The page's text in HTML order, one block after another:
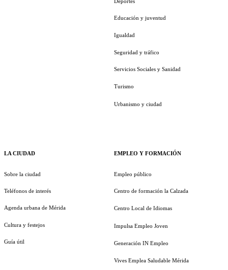
LA CIUDAD
Sobre la ciudad
Teléfonos de interés
Agenda urbana de Mérida
Cultura y festejos
Guía útil
Educación y juventud
Igualdad
Seguridad y tráfico
Servicios Sociales y Sanidad
Turismo
Urbanismo y ciudad
EMPLEO Y FORMACIÓN
Empleo público
Centro de formación la Calzada
Centro Local de Idiomas
Impulsa Empleo Joven
Generación IN Empleo
Vives Emplea Saludable Mérida